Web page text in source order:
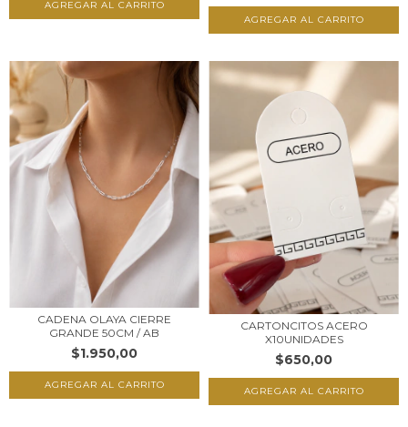
CADENA OLAYA CIERRE
GRANDE 50CM / AB
$1.950,00
CARTONCITOS ACERO
X10UNIDADES
$650,00